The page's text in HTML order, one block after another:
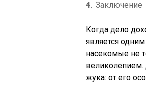
4 Заключение
Когда дело
является
насекомые не
великолепием.
жука: от его